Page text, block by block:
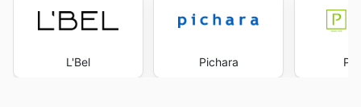
L'Bel Pichara